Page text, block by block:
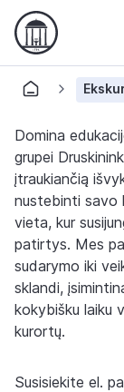
Domina
grupei
įtraukiančią
nustebinti savo
vieta, kur
patirtys. Mes
sudarymo iki
sklandi,
kokybišku laiku
kurortų.
Susisiekite el.